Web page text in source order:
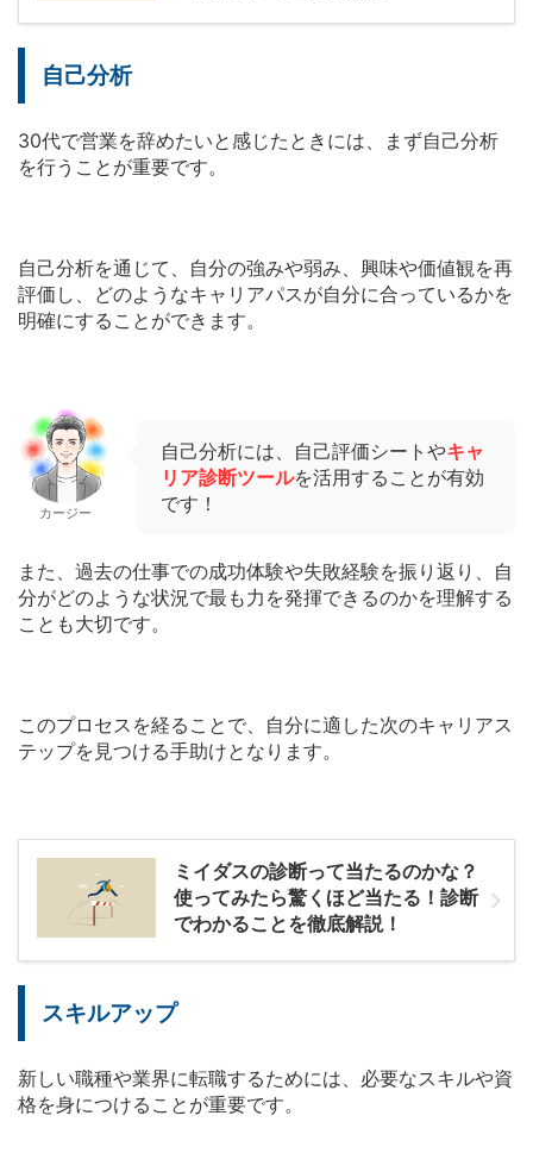
自己分析
30代で営業を辞めたいと感じたときには、まず自己分析
を行うことが重要です。
自己分析を通じて、自分の強みや弱み、興味や価値観を再
評価し、どのようなキャリアパスが自分に合っているかを
明確にすることができます。
カージー
自己分析には、自己評価シートやキャ
リア診断ツールを活用することが有効
です！
また、過去の仕事での成功体験や失敗経験を振り返り、自
分がどのような状況で最も力を発揮できるのかを理解する
ことも大切です。
このプロセスを経ることで、自分に適した次のキャリアス
テップを見つける手助けとなります。
ミイダスの診断って当たるのかな？
使ってみたら驚くほど当たる！診断
でわかることを徹底解説！
スキルアップ
新しい職種や業界に転職するためには、必要なスキルや資
格を身につけることが重要です。